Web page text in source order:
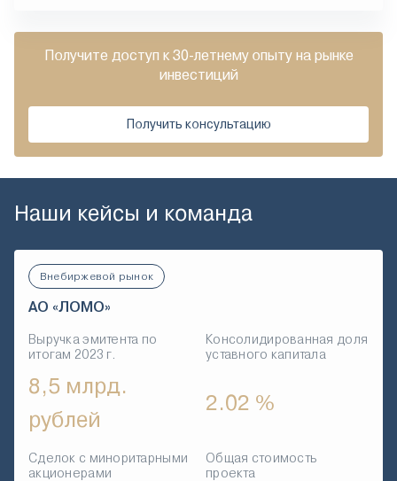
Получите доступ к 30-летнему опыту на рынке
инвестиций
Получить консультацию
Наши кейсы и команда
Внебиржевой рынок
АО «ЛОМО»
Выручка эмитента по
итогам 2023 г.
8,5 млрд.
рублей
Консолидированная доля
уставного капитала
2.02 %
Сделок с миноритарными
акционерами
Общая стоимость
проекта